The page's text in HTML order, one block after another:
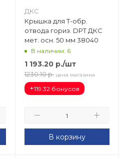
ДКС
Крышка для Т-обр.
отвода гориз. DPT ДКС
мет. осн. 50 мм 38040
В наличии: 6
1 193.20р./шт
1230.10 р. цена магазина
+119.32 бонусов
В корзину